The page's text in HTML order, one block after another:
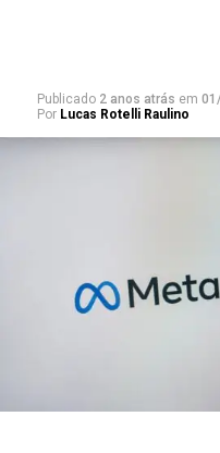
Publicado 2 anos atrás em
Por Lucas Rotelli Raulino